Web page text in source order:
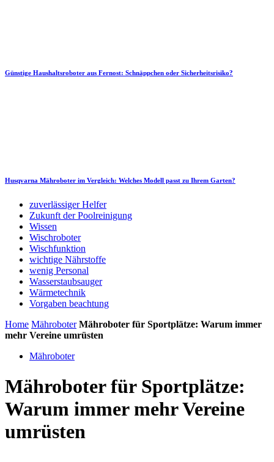
Günstige Haushaltsroboter aus Fernost: Schnäppchen oder Sicherheitsrisiko?
Husqvarna Mähroboter im Vergleich: Welches Modell passt zu Ihrem Garten?
zuverlässiger Helfer
Zukunft der Poolreinigung
Wissen
Wischroboter
Wischfunktion
wichtige Nährstoffe
wenig Personal
Wasserstaubsauger
Wärmetechnik
Vorgaben beachtung
Home Mähroboter Mähroboter für Sportplätze: Warum immer
mehr Vereine umrüsten
Mähroboter
Mähroboter für Sportplätze:
Warum immer mehr Vereine
umrüsten